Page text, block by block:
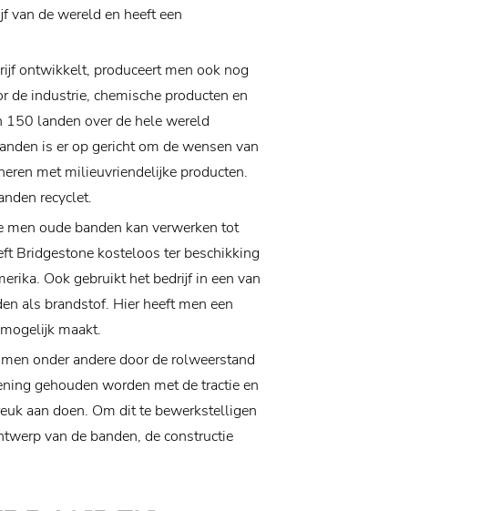
van de wereld en heeft een
ontwikkelt, produceert men ook nog
de industrie, chemische producten en
150 landen over de hele wereld
is er op gericht om de wensen van
met milieuvriendelijke producten.
recyclet.
oude banden kan verwerken tot
Bridgestone kosteloos ter beschikking
Ook gebruikt het bedrijf in een van
als brandstof. Hier heeft men een
maakt.
onder andere door de rolweerstand
gehouden worden met de tractie en
aan doen. Om dit te bewerkstelligen
van de banden, de constructie